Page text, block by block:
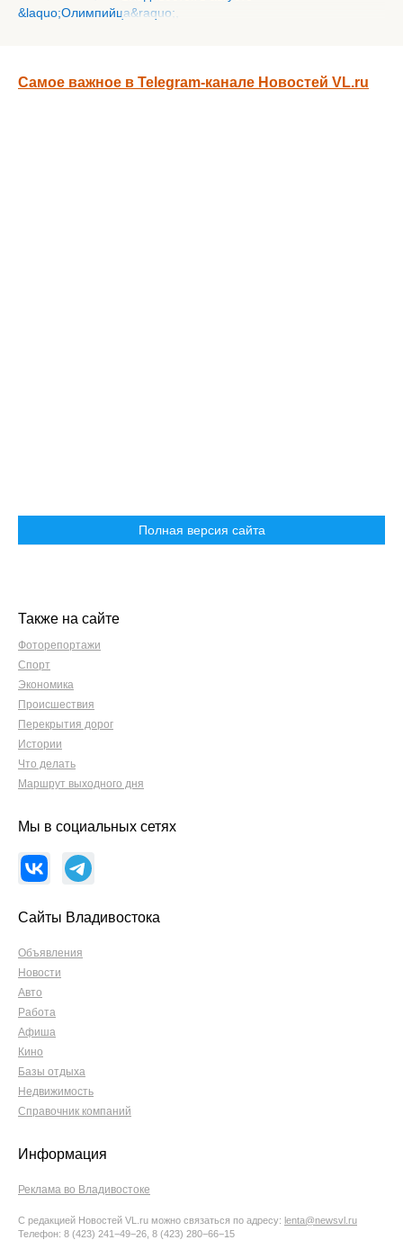
Самое важное в Telegram-канале Новостей VL.ru
Полная версия сайта
Также на сайте
Фоторепортажи
Спорт
Экономика
Происшествия
Перекрытия дорог
Истории
Что делать
Маршрут выходного дня
Мы в социальных сетях
Сайты Владивостока
Объявления
Новости
Авто
Работа
Афиша
Кино
Базы отдыха
Недвижимость
Справочник компаний
Информация
Реклама во Владивостоке
С редакцией Новостей VL.ru можно связаться по адресу: lenta@newsvl.ru
Телефон: 8 (423) 241−49−26, 8 (423) 280−66−15